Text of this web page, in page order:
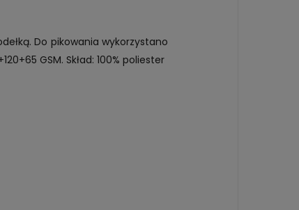
Do pikowania wykorzystano
GSM. Skład: 100% poliester